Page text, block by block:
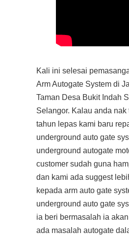
Kali ini selesai
Arm Autogate System di
Taman Desa Bukit Indah
Selangor. Kalau anda nak
tahun lepas kami baru
underground auto gate
underground autogate
customer sudah guna
dan kami ada suggest
kepada arm auto gate
underground auto gate
ia beri bermasalah ia
ada masalah autogate